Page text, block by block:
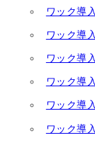
ワック導
ワック導
ワック導
ワック導
ワック導
ワック導